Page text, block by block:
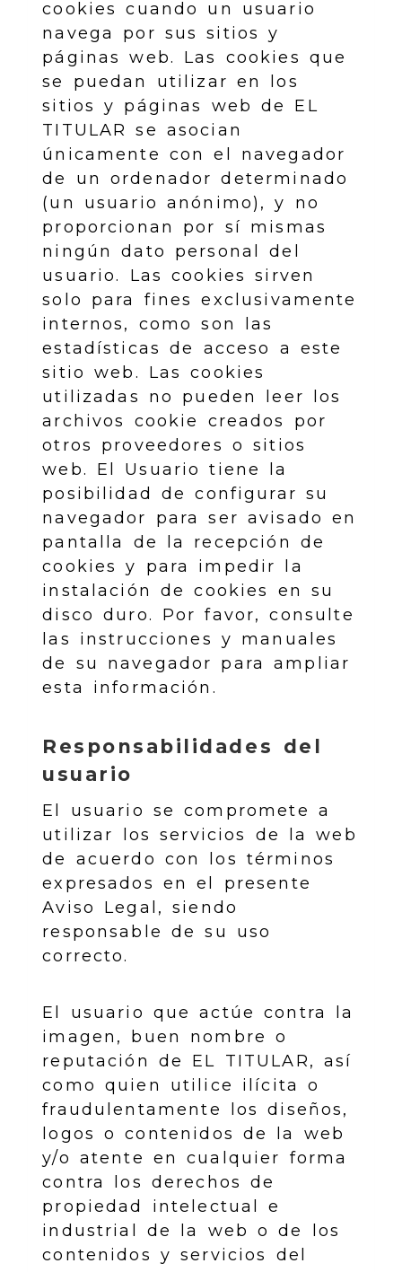
cookies cuando un usuario
navega por sus sitios y
páginas web. Las cookies que
se puedan utilizar en los
sitios y páginas web de EL
TITULAR se asocian
únicamente con el navegador
de un ordenador determinado
(un usuario anónimo), y no
proporcionan por sí mismas
ningún dato personal del
usuario. Las cookies sirven
solo para fines exclusivamente
internos, como son las
estadísticas de acceso a este
sitio web. Las cookies
utilizadas no pueden leer los
archivos cookie creados por
otros proveedores o sitios
web. El Usuario tiene la
posibilidad de configurar su
navegador para ser avisado en
pantalla de la recepción de
cookies y para impedir la
instalación de cookies en su
disco duro. Por favor, consulte
las instrucciones y manuales
de su navegador para ampliar
esta información.
Responsabilidades del
usuario
El usuario se compromete a
utilizar los servicios de la web
de acuerdo con los términos
expresados en el presente
Aviso Legal, siendo
responsable de su uso
correcto.
El usuario que actúe contra la
imagen, buen nombre o
reputación de EL TITULAR, así
como quien utilice ilícita o
fraudulentamente los diseños,
logos o contenidos de la web
y/o atente en cualquier forma
contra los derechos de
propiedad intelectual e
industrial de la web o de los
contenidos y servicios del